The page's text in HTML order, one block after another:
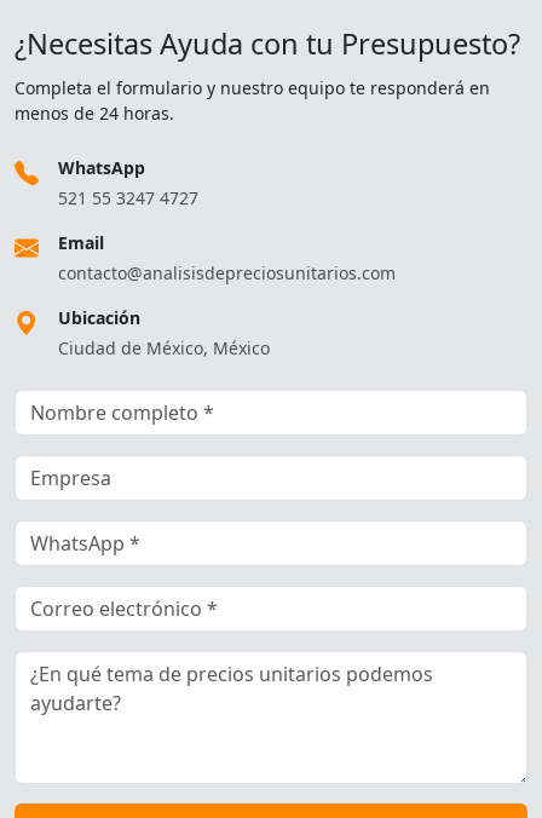
¿Necesitas Ayuda con tu Presupuesto?
Completa el formulario y nuestro equipo te responderá en
menos de 24 horas.
WhatsApp
521 55 3247 4727
Email
contacto@analisisdepreciosunitarios.com
Ubicación
Ciudad de México, México